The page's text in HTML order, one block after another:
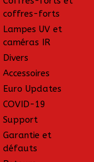
coffres-forts
Lampes UV et
caméras IR
Divers
Accessoires
Euro Updates
COVID-19
Support
Garantie et
défauts